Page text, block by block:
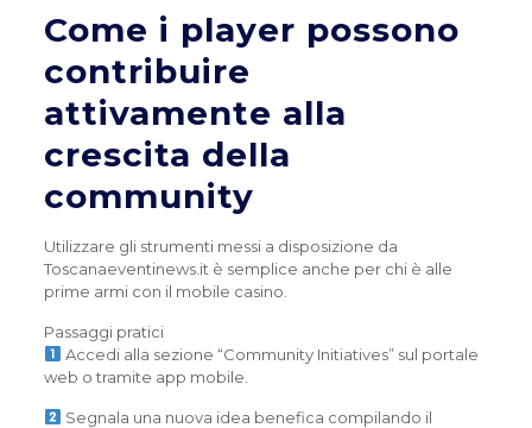
Come i player possono
contribuire
attivamente alla
crescita della
community
Utilizzare gli strumenti messi a disposizione da
Toscanaeventinews.it è semplice anche per chi è alle
prime armi con il mobile casino.
Passaggi pratici
Accedi alla sezione “Community Initiatives” sul portale
web o tramite app mobile.
Segnala una nuova idea benefica compilando il